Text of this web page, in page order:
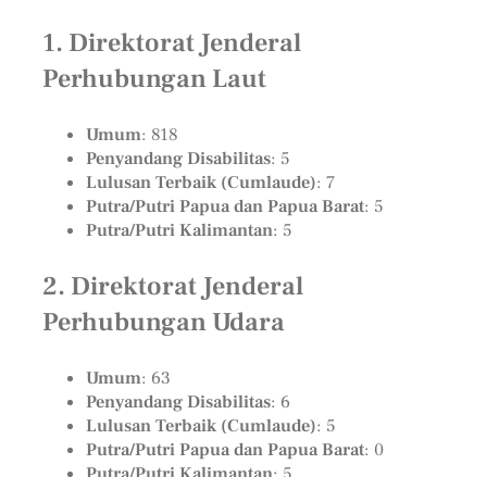
1. Direktorat Jenderal
Perhubungan Laut
Umum: 818
Penyandang Disabilitas: 5
Lulusan Terbaik (Cumlaude): 7
Putra/Putri Papua dan Papua Barat: 5
Putra/Putri Kalimantan: 5
2. Direktorat Jenderal
Perhubungan Udara
Umum: 63
Penyandang Disabilitas: 6
Lulusan Terbaik (Cumlaude): 5
Putra/Putri Papua dan Papua Barat: 0